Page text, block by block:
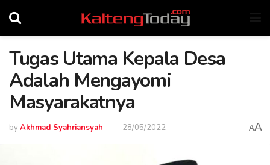
Tugas Utama Kepala Desa
Adalah Mengayomi
Masyarakatnya
byAkhmad Syahriansyah 28/05/2022 AA